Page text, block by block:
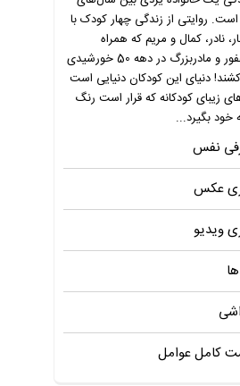
تا 62 است. روایتی از زندگی چهار کودک با
نادر، کمال و مریم که همراه
پدرشان غفور و مادربزرگ در دهه 50 خورشیدی
دنیای این کودکان دنیایی است
زیبای کودکانه که قرار است رنگ
بگیرد...
نفس
عکس
ویدیو
کامل عوامل